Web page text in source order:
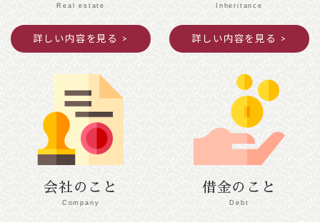
【京都市 北区役所】（変更前）３階第４・
５会議室 → （変更後）本庁舎２階第２会議
室、西庁舎２階会議室
2025年12月04日
年末年始閉館のお知らせ
令和７年１２月２７日（土）～令和８年１月４
日（日）閉館します。
2025年11月25日
Real estate
詳しい内容を見る
Inheritance
詳しい内容を見る
会社のこと
Company
借金のこと
Debt